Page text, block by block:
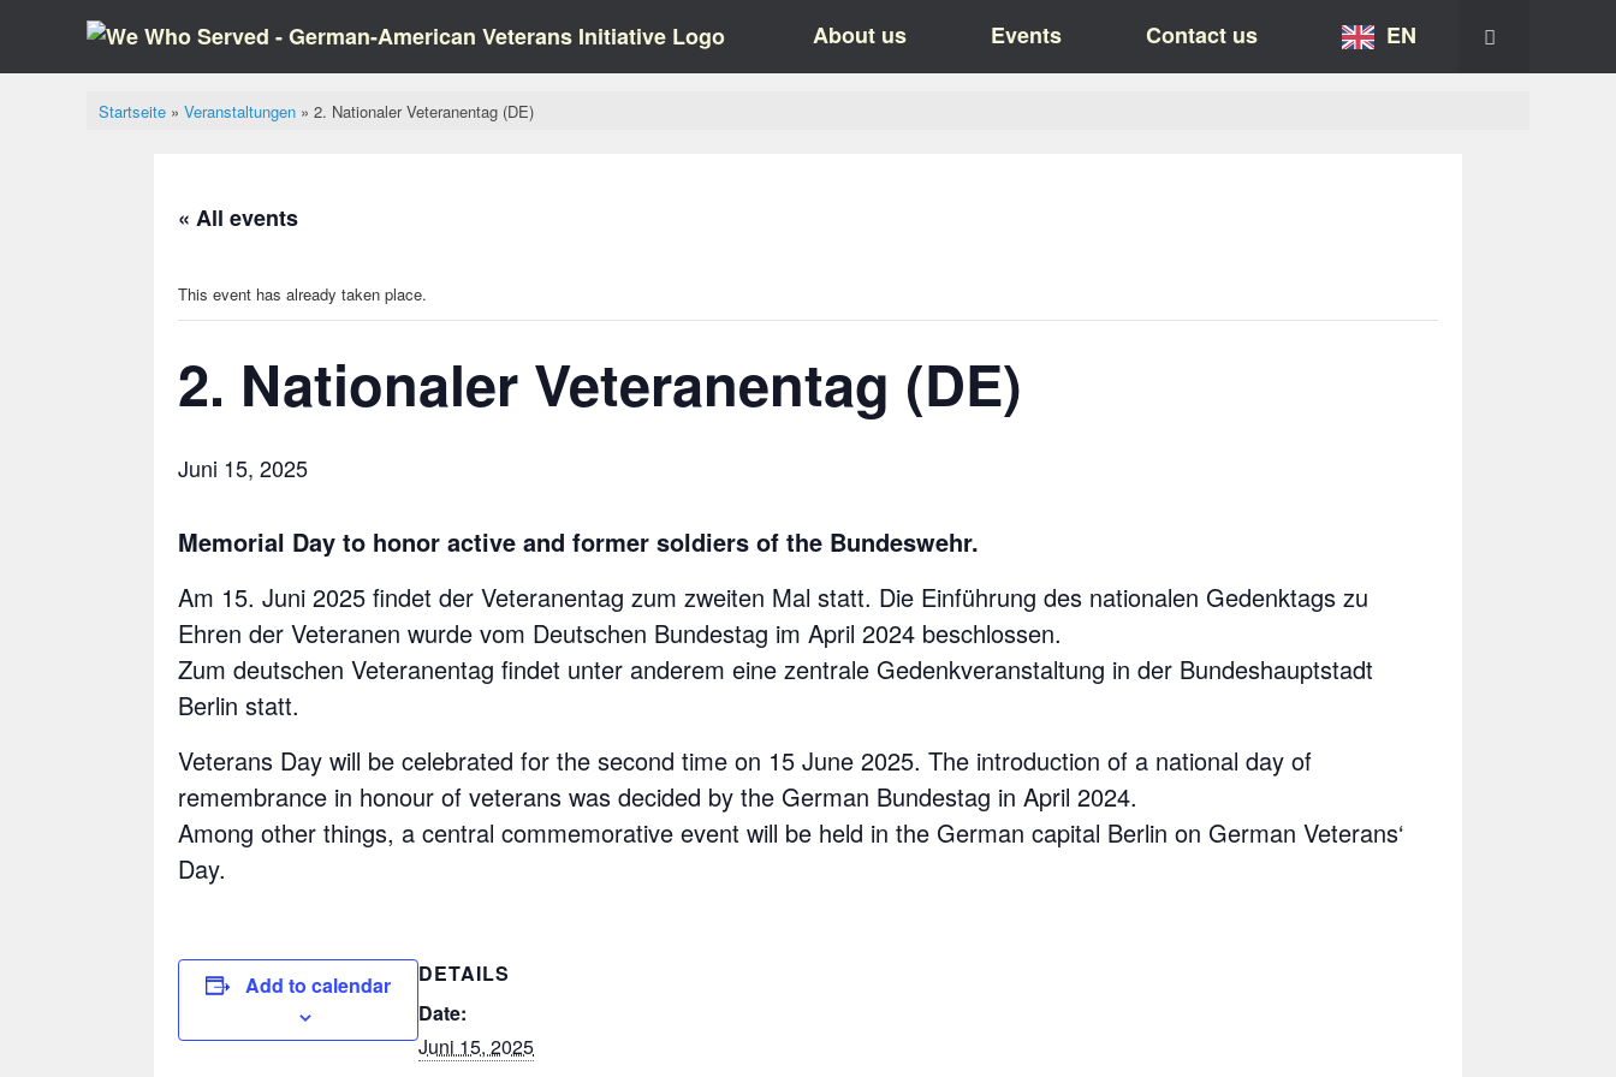
About us Events Contact us EN
Startseite» Veranstaltungen» 2. Nationaler Veteranentag (DE)
« All events
This event has already taken place.
2. Nationaler Veteranentag (DE)
Juni 15, 2025
Memorial Day to honor active and former soldiers of the Bundeswehr.
Am 15. Juni 2025 findet der Veteranentag zum zweiten Mal statt. Die Einführung des nationalen Gedenktags zu
Ehren der Veteranen wurde vom Deutschen Bundestag im April 2024 beschlossen.
Zum deutschen Veteranentag findet unter anderem eine zentrale Gedenkveranstaltung in der Bundeshauptstadt
Berlin statt.
Veterans Day will be celebrated for the second time on 15 June 2025. The introduction of a national day of
remembrance in honour of veterans was decided by the German Bundestag in April 2024.
Among other things, a central commemorative event will be held in the German capital Berlin on German Veterans‘
Day.
Add to calendar
DETAILS
Date:
Juni 15, 2025